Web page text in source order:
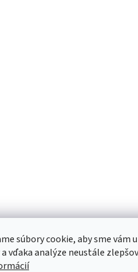
súbory cookie, aby sme
vďaka analýze neustále